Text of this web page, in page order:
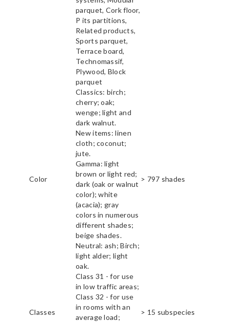
parquet, Cork floor,
P its partitions,
Related products,
Sports parquet,
Terrace board,
Technomassif,
Plywood, Block
parquet
Color
Classics: birch;
cherry; oak;
wenge; light and
dark walnut.
New items: linen
cloth; coconut;
jute.
Gamma: light
brown or light red;
dark (oak or walnut
color); white
(acacia); gray
colors in numerous
different shades;
beige shades.
Neutral: ash; Birch;
light alder; light
oak.
> 797 shades
Classes
Class 31 - for use
in low traffic areas;
Class 32 - for use
in rooms with an
average load;
> 15 subspecies